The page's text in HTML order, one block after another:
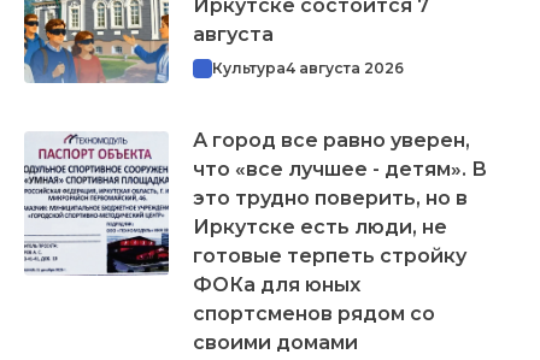
Иркутске состоится 7
августа
Культура4 августа 2026
А город все равно уверен,
что «все лучшее - детям». В
это трудно поверить, но в
Иркутске есть люди, не
готовые терпеть стройку
ФОКа для юных
спортсменов рядом со
своими домами